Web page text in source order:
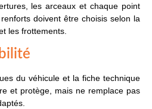
les arceaux et chaque point
doivent être choisis selon la
les frottements.
du véhicule et la fiche technique
et protège, mais ne remplace pas